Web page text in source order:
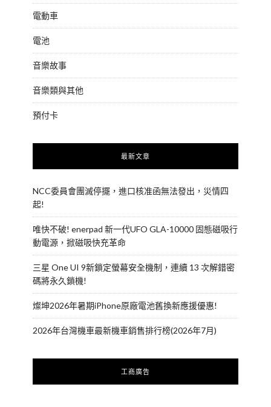
電動車
電池
音樂故事
音樂類與其他
預付卡
最新文章
NCC委員會團滅停擺，進口核准函無法發出，災情四
起!
唯快不破! enerpad 新一代UFO GLA-10000 固態磁吸行
動電源，掀磁吸快充革命
三星 One UI 9新鎖定螢幕安全機制，連續 13 次解錯密
碼將永久鎖機!
燦坤2026年暑期iPhone原廠電池舊換新應援優惠!
2026年台灣機車最新機車銷售排行榜(2026年7月)
工商廣告